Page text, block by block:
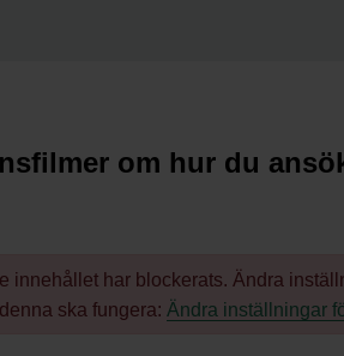
om hur du
innehållet har blockerats. Ändra
ska fungera: Ändra inställningar